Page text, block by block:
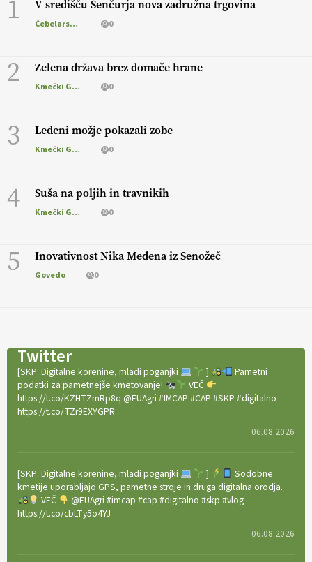
1 V središču Šenčurja nova zadružna trgovina
Čebelarstvo 0
2 Zelena država brez domače hrane
Kmečki Glas 0
3 Ledeni možje pokazali zobe
Kmečki Glas 0
4 Suša na poljih in travnikih
Kmečki Glas 0
5 Inovativnost Nika Medena iz Senožeč
Govedo 0
Twitter
[SKP: Digitalne korenine, mladi poganjki ]
Pametni
podatki za pametnejše kmetovanje!
VEČ
https://t.co/KZHTZmRp8q @EUAgri #IMCAP #CAP #SKP #digitalno
https://t.co/TZr9EXYGPR
06.08.2026
[SKP: Digitalne korenine, mladi poganjki ]
Sodobne
kmetije uporabljajo GPS, pametne stroje in druga digitalna orodja.
VEČ
@EUAgri #imcap #cap #digitalno #skp #vlog
https://t.co/cbLTy5o4YJ
06.08.2026